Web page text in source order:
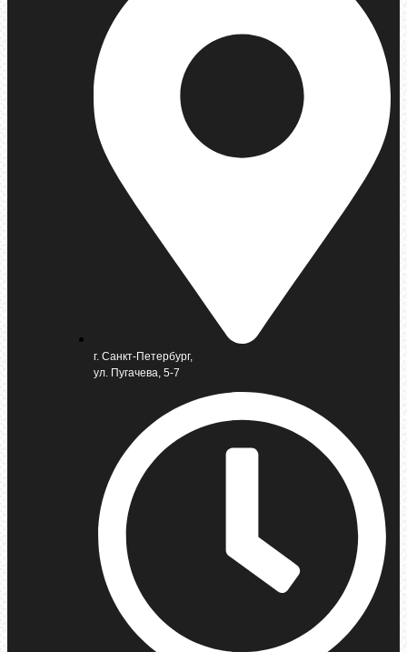
г. Санкт-Петербург,
ул. Пугачева, 5-7